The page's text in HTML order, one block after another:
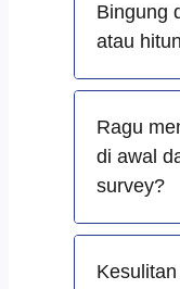
Bingung
atau
Ragu
di awal
survey?